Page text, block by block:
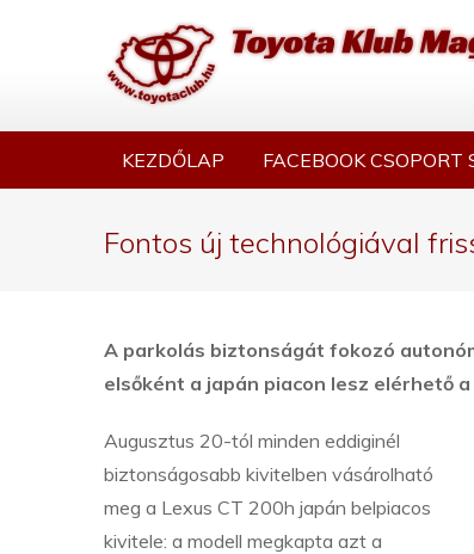
KEZDŐLAP FACEBOOK CSOPORT
Fontos új technológiával
A parkolás biztonságát fokozó
elsőként a japán piacon lesz elérhető
Augusztus 20-tól minden eddiginél
biztonságosabb kivitelben vásárolható
meg a Lexus CT 200h japán belpiacos
kivitele: a modell megkapta azt a